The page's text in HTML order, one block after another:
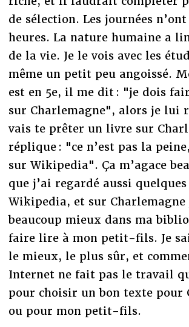
de sélection. Les journées
heures. La nature humaine a
de la vie. Je le vois avec les
même un petit peu angoissé.
est en 5e, il me dit : "je dois
sur Charlemagne", alors je lui
vais te prêter un livre sur
réplique : "ce n’est pas la
sur Wikipedia". Ça m’agace
que j’ai regardé aussi
Wikipedia, et sur Charlemagne
beaucoup mieux dans ma
faire lire à mon petit-fils. Je
le mieux, le plus sûr, et
Internet ne fait pas le travail
pour choisir un bon texte pour
ou pour mon petit-fils.